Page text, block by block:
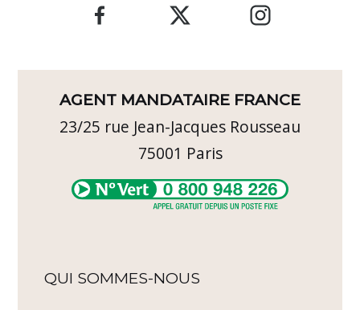
AGENT MANDATAIRE FRANCE
23/25 rue Jean-Jacques Rousseau
75001 Paris
QUI SOMMES-NOUS